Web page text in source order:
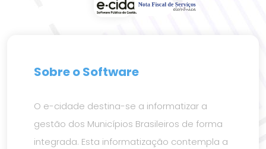
Sobre o Software
O e-cidade destina-se a informatizar a
gestão dos Municípios Brasileiros de forma
integrada. Esta informatização contempla a